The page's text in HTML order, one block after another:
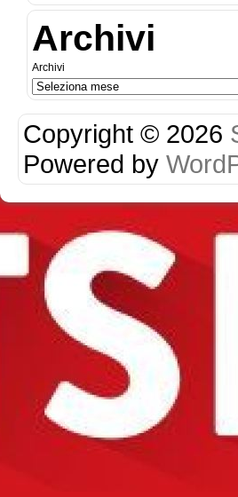
Archivi
Archivi
Copyright © 2026
Powered by